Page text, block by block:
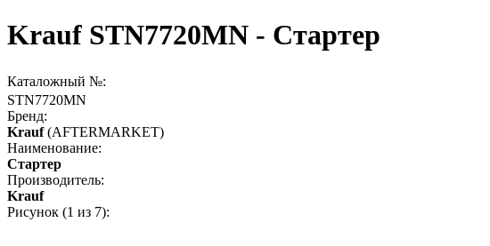
Krauf STN7720MN - Стартер
Каталожный №:
STN7720MN
Бренд:
Krauf (AFTERMARKET)
Наименование:
Стартер
Производитель:
Krauf
Рисунок (1 из 7):